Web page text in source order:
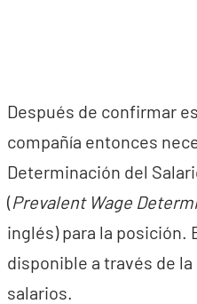
Después de confirmar
compañía entonces
Determinación del
(Prevalent Wage
inglés) para la posición.
disponible a través de
salarios.